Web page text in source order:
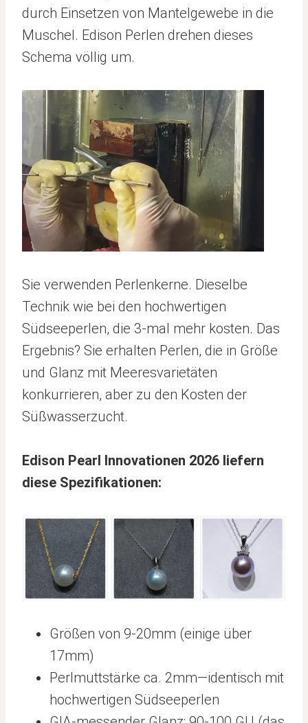
durch Einsetzen von Mantelgewebe in die
Muschel. Edison Perlen drehen dieses
Schema völlig um.
Sie verwenden Perlenkerne. Dieselbe
Technik wie bei den hochwertigen
Südseeperlen, die 3-mal mehr kosten. Das
Ergebnis? Sie erhalten Perlen, die in Größe
und Glanz mit Meeresvarietäten
konkurrieren, aber zu den Kosten der
Süßwasserzucht.
Edison Pearl Innovationen 2026 liefern
diese Spezifikationen:
Größen von 9-20mm (einige über
17mm)
Perlmuttstärke ca. 2mm—identisch mit
hochwertigen Südseeperlen